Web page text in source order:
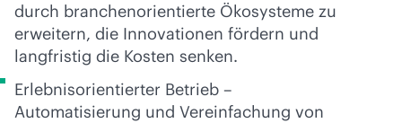
durch branchenorientierte Ökosysteme zu
erweitern, die Innovationen fördern und
langfristig die Kosten senken.
Erlebnisorientierter Betrieb –
Automatisierung und Vereinfachung von